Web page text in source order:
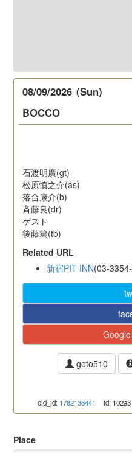
08/09/2026 (Sun)
BOCCO
石渡明廣(gt)
松原慎之介(as)
落合康介(b)
斉藤良(dr)
ゲスト
後藤篤(tb)
Related URL
新宿PIT INN(03-
goto510
old_id: 1782136441 id: 102a3
Place